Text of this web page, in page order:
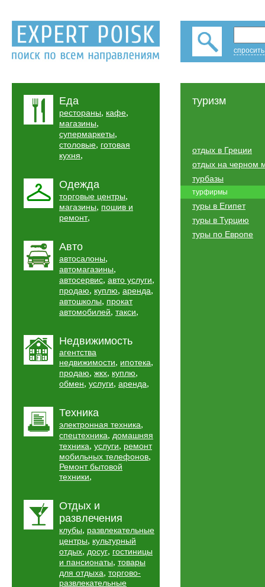
Еда
рестораны, кафе,
магазины,
супермаркеты,
столовые, готовая
кухня,
Одежда
торговые центры,
магазины, пошив и
ремонт,
Авто
автосалоны,
автомагазины,
автосервис, авто услуги,
продаю, куплю, аренда,
автошколы, прокат
автомобилей, такси,
Недвижимость
агентства
недвижимости, ипотека,
продаю, жкх, куплю,
обмен, услуги, аренда,
Техника
электронная техника,
спецтехника, домашняя
техника, услуги, ремонт
мобильных телефонов,
Ремонт бытовой
техники,
Отдых и
развлечения
клубы, развлекательные
центры, культурный
отдых, досуг, гостиницы
и пансионаты, товары
для отдыха, торгово-
развлекательные
туризм
отдых в Греции
отдых на черном
турбазы
турфирмы
туры в Египет
туры в Турцию
туры по Европе